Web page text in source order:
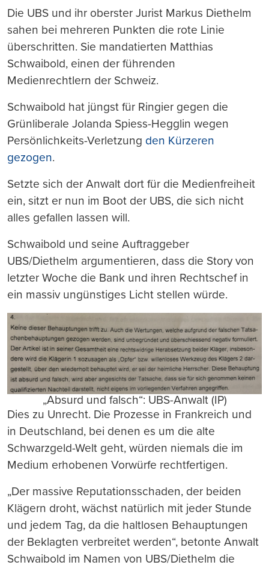
Die UBS und ihr oberster Jurist Markus Diethelm
sahen bei mehreren Punkten die rote Linie
überschritten. Sie mandatierten Matthias
Schwaibold, einen der führenden
Medienrechtlern der Schweiz.
Schwaibold hat jüngst für Ringier gegen die
Grünliberale Jolanda Spiess-Hegglin wegen
Persönlichkeits-Verletzung den Kürzeren
gezogen.
Setzte sich der Anwalt dort für die Medienfreiheit
ein, sitzt er nun im Boot der UBS, die sich nicht
alles gefallen lassen will.
Schwaibold und seine Auftraggeber
UBS/Diethelm argumentieren, dass die Story von
letzter Woche die Bank und ihren Rechtschef in
ein massiv ungünstiges Licht stellen würde.
„Absurd und falsch“: UBS-Anwalt (IP)
Dies zu Unrecht. Die Prozesse in Frankreich und
in Deutschland, bei denen es um die alte
Schwarzgeld-Welt geht, würden niemals die im
Medium erhobenen Vorwürfe rechtfertigen.
„Der massive Reputationsschaden, der beiden
Klägern droht, wächst natürlich mit jeder Stunde
und jedem Tag, da die haltlosen Behauptungen
der Beklagten verbreitet werden“, betonte Anwalt
Schwaibold im Namen von UBS/Diethelm die